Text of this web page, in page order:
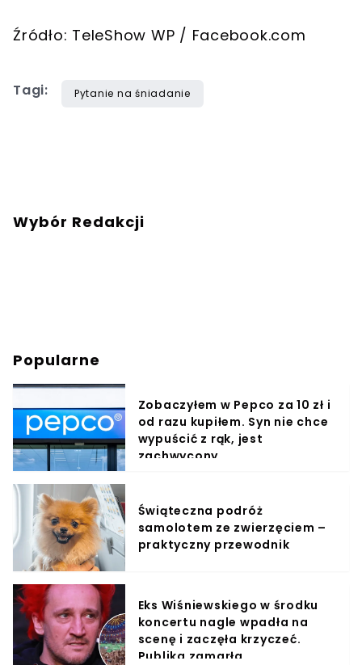
Źródło: TeleShow WP / Facebook.com
Tagi: Pytanie na śniadanie
Wybór Redakcji
Popularne
Zobaczyłem w Pepco za 10 zł i
od razu kupiłem. Syn nie chce
wypuścić z rąk, jest
zachwycony
Świąteczna podróż
samolotem ze zwierzęciem –
praktyczny przewodnik
Eks Wiśniewskiego w środku
koncertu nagle wpadła na
scenę i zaczęła krzyczeć.
Publika zamarła